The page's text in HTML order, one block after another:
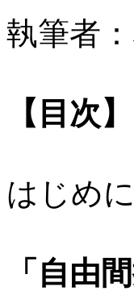
執筆者
【目次】
はじめに
「自由